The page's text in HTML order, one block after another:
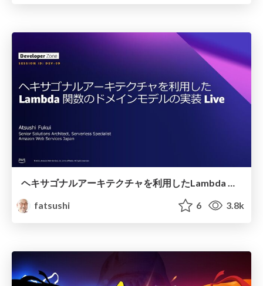
ヘキサゴナルアーキテクチャを利用したLambda 関数のドメインモデルの実装 Live
fatsushi
6 3.8k